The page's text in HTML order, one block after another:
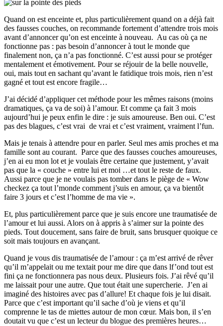
Quand on est enceinte et, plus particulièrement quand on a déjà fait
des fausses couches, on recommande fortement d’attendre trois mois
avant d’annoncer qu’on est enceinte à nouveau. Au cas où ça ne
fonctionne pas : pas besoin d’annoncer à tout le monde que
finalement non, ça n’a pas fonctionné. C’est aussi pour se protéger
mentalement et émotivement. Pour se réjouir de la belle nouvelle,
oui, mais tout en sachant qu’avant le fatidique trois mois, rien n’est
gagné et tout est encore fragile…
J’ai décidé d’appliquer cet méthode pour les mêmes raisons (moins
dramatiques, ça va de soi) à l’amour. Et comme ça fait 3 mois
aujourd’hui je peux enfin le dire : je suis amoureuse. Ben oui. C’est
pas des blagues, c’est vrai de vrai et c’est vraiment, vraiment l’fun.
Mais je tenais à attendre pour en parler. Seul mes amis proches et ma
famille sont au courant. Parce que des fausses couches amoureuses,
j’en ai eu mon lot et je voulais être certaine que justement, y’avait
pas que la « couche » entre lui et moi …et tout le reste de faux.
Aussi parce que je ne voulais pas tomber dans le piège de « Wow
checkez ça tout l’monde comment j’suis en amour, ça va bientôt
faire 3 jours et c’est l’homme de ma vie ».
Et, plus particulièrement parce que je suis encore une traumatisée de
l’amour et lui aussi. Alors on à appris à s’aimer sur la pointe des
pieds. Tout doucement, sans faire de bruit, sans brusquer quoique ce
soit mais toujours en avançant.
Quand je vous dis traumatisée de l’amour : ça m’est arrivé de rêver
qu’il m’appelait ou me textait pour me dire que dans lf’ond tout est
fini ça ne fonctionnera pas nous deux. Plusieurs fois. J’ai rêvé qu’il
me laissait pour une autre. Que tout était une supercherie. J’en ai
imaginé des histoires avec pas d’allure! Et chaque fois je lui disait.
Parce que c’est important qu’il sache d’où je viens et qu’il
comprenne le tas de miettes autour de mon cœur. Mais bon, il s’en
doutait vu que c’est un lecteur du blogue des premières heures…